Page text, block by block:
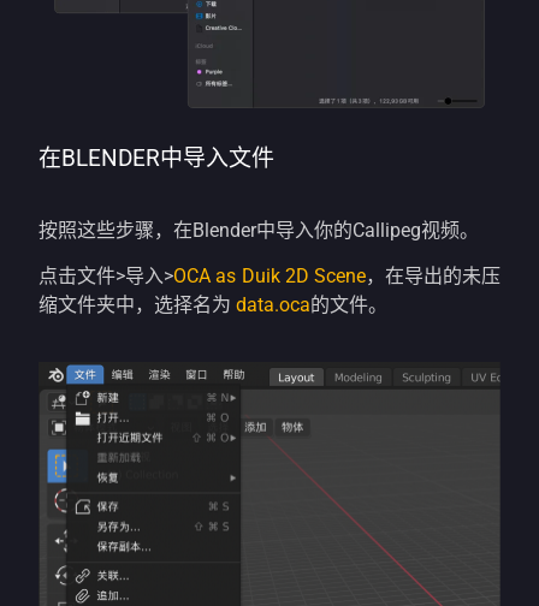
在BLENDER中导入文件
按照这些步骤，在Blender中导入你的Callipeg视频。
点击文件>导入>OCA as Duik 2D Scene，在导出的未压
缩文件夹中，选择名为data.oca的文件。